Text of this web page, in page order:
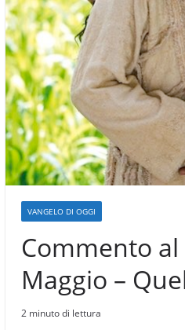
VANGELO DI OGGI
Commento
Maggio –
2 minuto di lettura